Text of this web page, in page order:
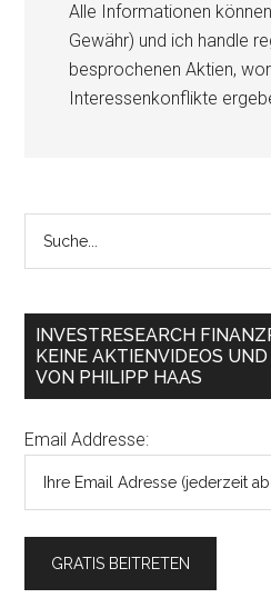
Alle Informationen
Gewähr) und ich handle
besprochenen Aktien,
Interessenkonflikte
INVESTRESEARCH
KEINE AKTIENVIDEOS
VON PHILIPP HAAS
Email Addresse: